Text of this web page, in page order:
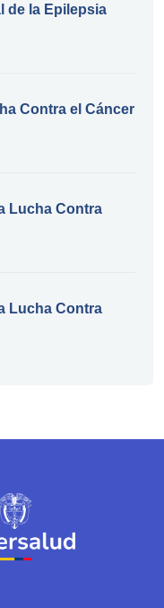
de la Epilepsia
Contra el Cáncer
Lucha Contra
Lucha Contra